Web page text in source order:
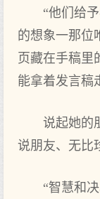
“他们给
的想象一那位
页藏在手稿里
能拿着发言稿
说起她的
说朋友、无比
“智慧和